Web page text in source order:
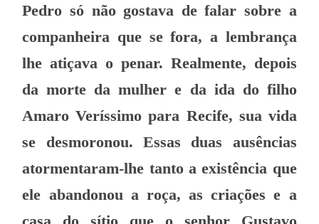
Pedro só não gostava de falar sobre a
companheira que se fora, a lembrança
lhe atiçava o penar. Realmente, depois
da morte da mulher e da ida do filho
Amaro Veríssimo para Recife, sua vida
se desmoronou. Essas duas ausências
atormentaram-lhe tanto a existência que
ele abandonou a roça, as criações e a